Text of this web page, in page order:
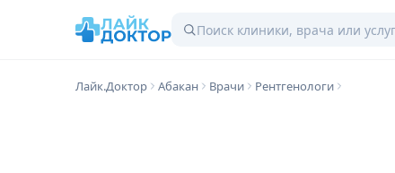
Лайк.Доктор Абакан Врачи Рентгенологи